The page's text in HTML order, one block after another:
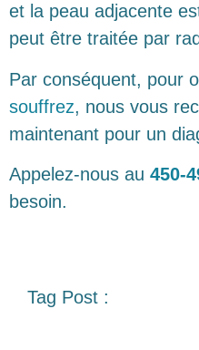
et la peau adjacente
peut être traitée par
Par conséquent, pour
souffrez, nous vous
maintenant pour un
Appelez-nous au 450-
besoin.
Tag Post :